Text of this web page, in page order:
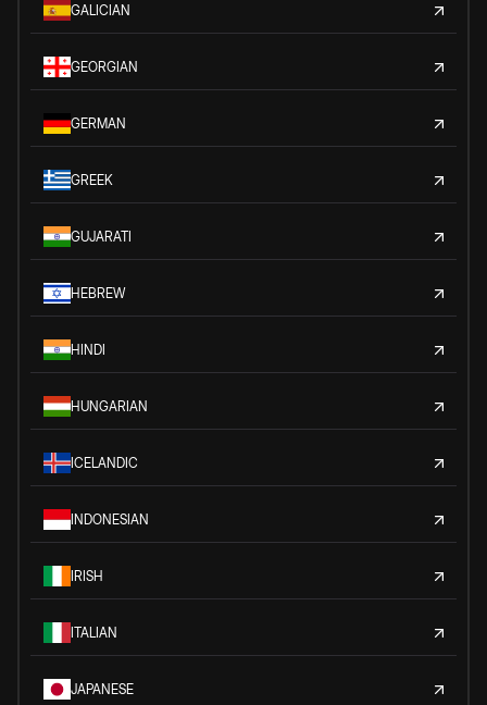
GALICIAN
GEORGIAN
GERMAN
GREEK
GUJARATI
HEBREW
HINDI
HUNGARIAN
ICELANDIC
INDONESIAN
IRISH
ITALIAN
JAPANESE